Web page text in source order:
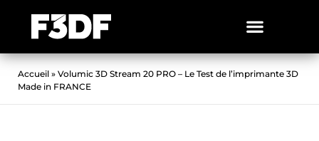
Accueil » Volumic 3D Stream 20 PRO – Le Test de l’imprimante 3D
Made in FRANCE